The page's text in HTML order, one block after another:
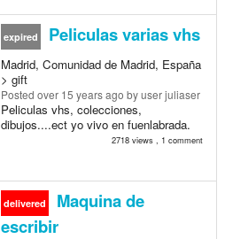
expired Peliculas varias vhs
Madrid, Comunidad de Madrid, España
> gift
Posted over 15 years ago by user juliaser
Peliculas vhs, colecciones,
dibujos....ect yo vivo en fuenlabrada.
2718 views , 1 comment
delivered
Maquina de
escribir